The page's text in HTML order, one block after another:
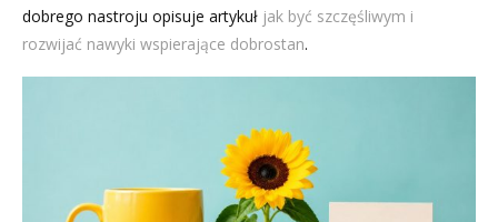
dobrego nastroju opisuje artykuł jak być szczęśliwym i
rozwijać nawyki wspierające dobrostan.